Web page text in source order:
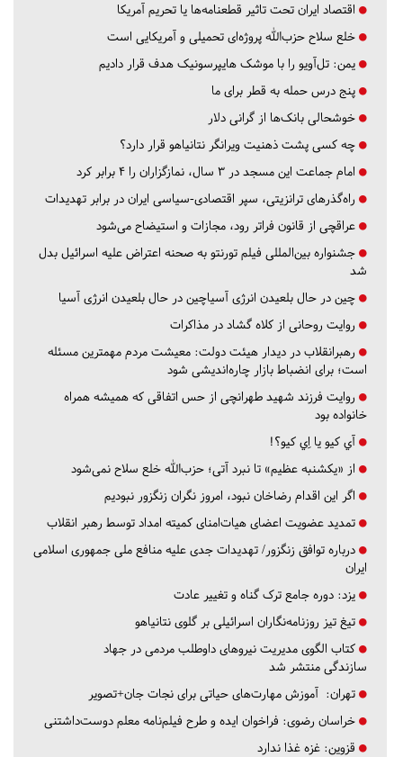
اقتصاد ایران تحت تاثیر قطعنامه‌ها یا تحریم‌ آمریکا
خلع سلاح حزب‌الله پروژه‌ای تحمیلی و آمریکایی است
یمن: تل‌آویو را با موشک هایپرسونیک هدف قرار دادیم
پنج درس‌ حمله به قطر برای ما
خوشحالی بانک‌ها از گرانی دلار
چه کسی پشت ذهنیت ویرانگر نتانیاهو قرار دارد؟
امام جماعت این مسجد در ۳ سال، نمازگزاران را ۴ برابر کرد
راه‌گذرهای ترانزیتی، سپر اقتصادی-سیاسی ایران در برابر تهدیدات
عراقچی از قانون فراتر رود، مجازات و استیضاح می‌شود
جشنواره بین‌المللی فیلم تورنتو به صحنه اعتراض علیه اسرائیل بدل
شد
چین در حال بلعیدن انرژی آسیاچین در حال بلعیدن انرژی آسیا
روایت روحانی از کلاه گشاد در مذاکرات
رهبرانقلاب در دیدار هیئت دولت: معیشت مردم مهمترین مسئله
است؛ برای انضباط بازار چاره‌اندیشی شود
روایت فرزند شهید طهرانچی از حس اتفاقی که همیشه همراه
خانواده بود
آي كيو يا اِي كيو؟!
از «یکشنبه عظیم» تا نبرد آتی؛ حزب‌الله خلع سلاح نمی‌شود
اگر این اقدام رضاخان نبود، امروز نگران زنگزور نبودیم
تمدید عضویت اعضای هیات‌امنای کمیته امداد توسط رهبر انقلاب
درباره توافق زنگزور/ تهدیدات جدی علیه منافع ملی جمهوری اسلامی
ایران
یزد: دوره جامع ترک گناه و تغییر عادت
تیغ تیز روزنامه‌نگاران اسرائیلی بر گلوی نتانیاهو
کتاب الگوی مدیریت نیروهای داوطلب مردمی در جهاد
سازندگی منتشر شد
تهران: آموزش مهارت‌های حیاتی برای نجات جان+تصویر
خراسان رضوی: فراخوان ایده و طرح فیلم‌نامه معلم دوست‌داشتنی
قزوین: غزه غذا ندارد